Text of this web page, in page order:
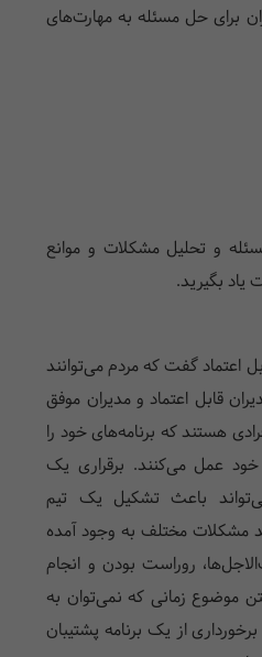
برای حل مسئله به مهارت‌های
و تحلیل مشکلات و موانع
یاد بگیرید.
اعتماد گفت که مردم می‌توانند
قابل اعتماد و مدیران موفق
هستند که برنامه‌های خود را
عمل می‌کنند. برقراری یک
باعث تشکیل یک تیم
مشکلات مختلف به وجود آمده
روراست بودن و انجام
موضوع زمانی که نمی‌توان به
از یک برنامه پشتیبان